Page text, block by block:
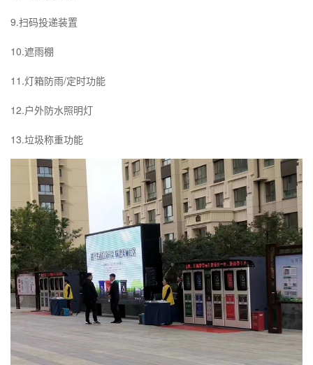
9.扫码投递装置
10.遮雨棚
11.灯箱防雨/定时功能
12.户外防水照明灯
13.垃圾称重功能